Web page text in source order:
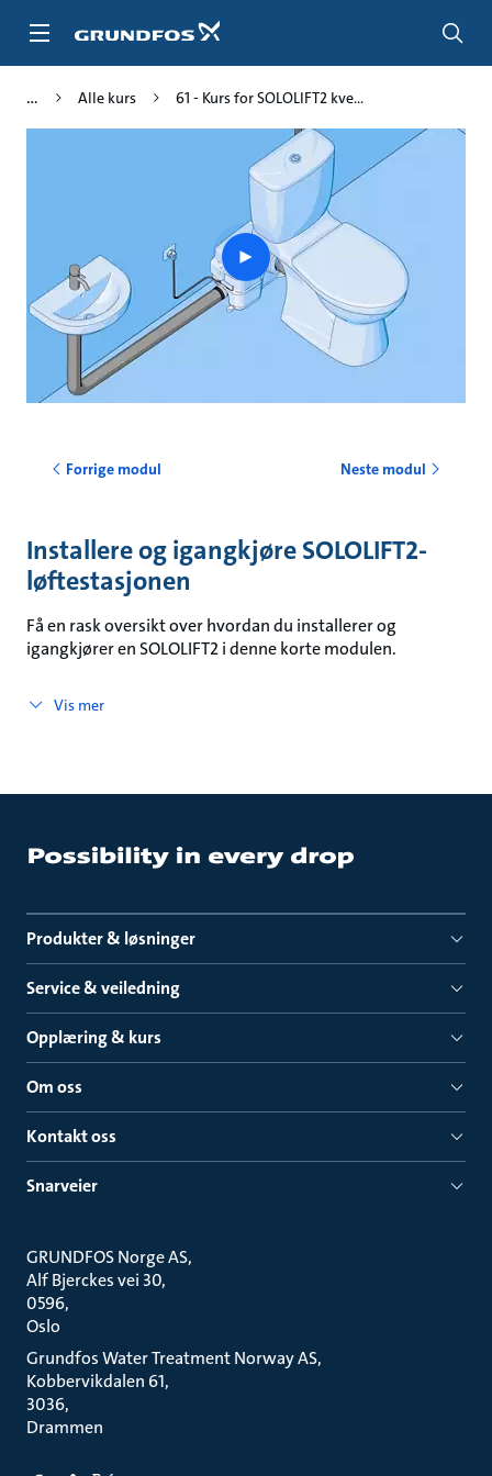
Alle kurs 61 - Kurs for SOLOLIFT2 kve...
Play
video
Forrige modul Neste modul
Installere og igangkjøre SOLOLIFT2-
løftestasjonen
Få en rask oversikt over hvordan du installerer og
igangkjører en SOLOLIFT2 i denne korte modulen.
Vis mer
Produkter & løsninger
Service & veiledning
Opplæring & kurs
Om oss
Kontakt oss
Snarveier
GRUNDFOS Norge AS
Alf Bjerckes vei 30
0596
Oslo
Grundfos Water Treatment Norway AS
Kobbervikdalen 61
3036
Drammen